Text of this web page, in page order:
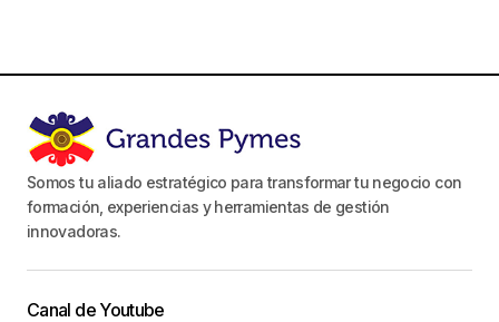
Somos tu aliado estratégico para transformar tu negocio con
formación, experiencias y herramientas de gestión
innovadoras.
Canal de Youtube